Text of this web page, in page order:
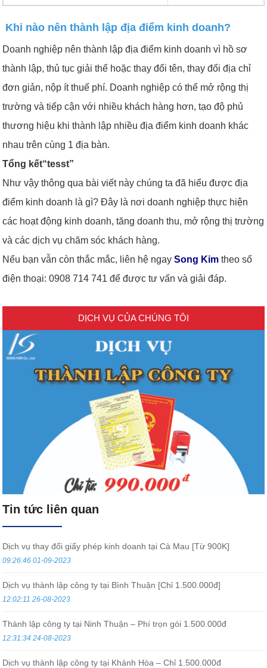
Khi nào nên thành lập địa điểm kinh doanh?
Doanh nghiệp nên thành lập địa điểm kinh doanh vì hồ sơ
thành lập, thủ tục giải thể hoặc thay đổi tên, thay đổi địa chỉ
đơn giản, nộp ít thuế phí. Doanh nghiệp có thể mở rộng thị
trường và tiếp cận với nhiều khách hàng hơn, tạo độ phủ
thương hiệu khi thành lập nhiều địa điểm kinh doanh khác
nhau trên cùng 1 địa bàn.
Tổng kết tesst
Như vậy thông qua bài viết này chúng ta đã hiểu được địa
điểm kinh doanh là gì? Đây là nơi doanh nghiệp thực hiện
các hoạt động kinh doanh, tăng doanh thu, mở rộng thị trường
và các dịch vụ chăm sóc khách hàng.
Nếu bạn vẫn còn thắc mắc, liên hệ ngaySong Kim theo số
điện thoại: 0908 714 741 để được tư vấn và giải đáp.
DỊCH VỤ CỦA CHÚNG TÔI
Tin tức liên quan
Dịch vụ thay đổi giấy phép kinh doanh tại Cà Mau [Từ 900K]
09:26:46 01-09-2023
Dịch vụ thành lập công ty tại Bình Thuận [Chỉ 1.500.000đ]
12:02:11 26-08-2023
Thành lập công ty tại Ninh Thuận – Phí trọn gói 1.500.000đ
12:31:34 24-08-2023
Dịch vụ thành lập công ty tại Khánh Hòa – Chỉ 1.500.000đ